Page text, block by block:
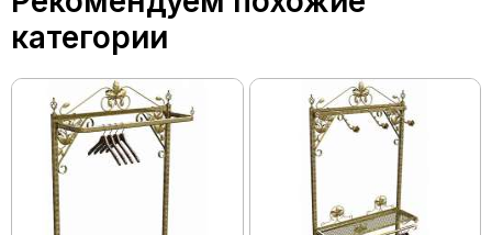
категории